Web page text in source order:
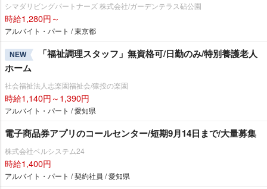
シマダリビングパートナーズ 株式会社/ガーデンテラス砧公園
時給1,280円～
アルバイト・パート / 東京都
NEW
「福祉調理スタッフ」無資格可/日勤のみ/特別養護老人
ホーム
社会福祉法人志楽園福祉会/猿投の楽園
時給1,140円～1,390円
アルバイト・パート / 愛知県
電子商品券アプリのコールセンター/短期9月14日まで/大量募集
株式会社ベルシステム24
時給1,400円
アルバイト・パート / 契約社員 / 愛知県